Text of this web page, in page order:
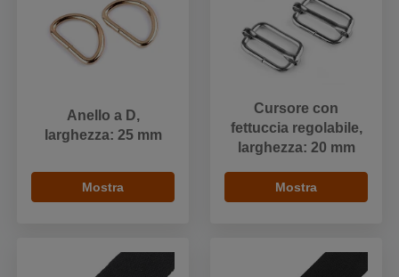
Anello a D,
larghezza: 25 mm
Mostra
Cursore con
fettuccia regolabile,
larghezza: 20 mm
Mostra